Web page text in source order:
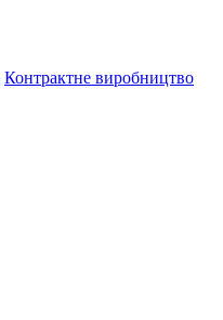
Контрактне виробництво